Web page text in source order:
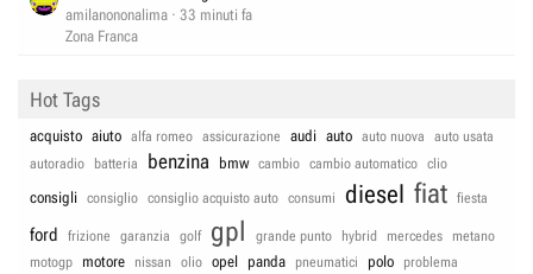
amilanononalima
33 minuti fa
Zona Franca
Hot Tags
acquisto aiuto alfa romeo assicurazione audi auto auto nuova
auto usata
autoradio
batteria benzina bmw cambio cambio automatico clio
consigli consiglio consiglio acquisto auto consumi diesel fiat fiesta
ford frizione garanzia golf gpl grande punto hybrid mercedes
metano
motogp
motore nissan olio opel panda pneumatici polo
problema